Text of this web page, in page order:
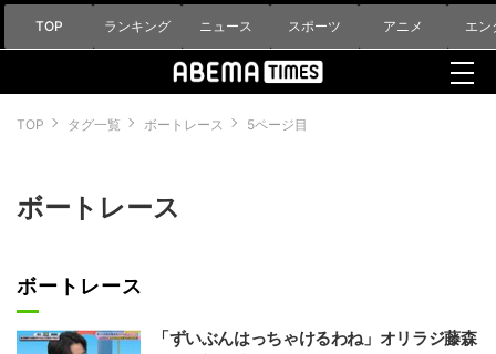
TOP ランキング ニュース スポーツ アニメ エン
TOP タグ一覧 ボートレース 5ページ目
ボートレース
ボートレース
「ずいぶんはっちゃけるわね」オリラジ藤森